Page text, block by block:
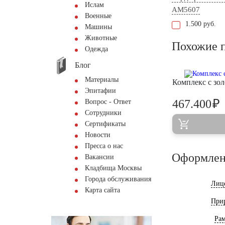
Ислам
Военные
Машины
Животные
Одежда
Блог
Материалы
Эпитафии
Вопрос - Ответ
Сотрудники
Сертификаты
Новости
Пресса о нас
Вакансии
Кладбища Москвы
Города обслуживания
Карта сайта
AM5607
1.500 руб.
Похожие
Комплекс с
467.400₽